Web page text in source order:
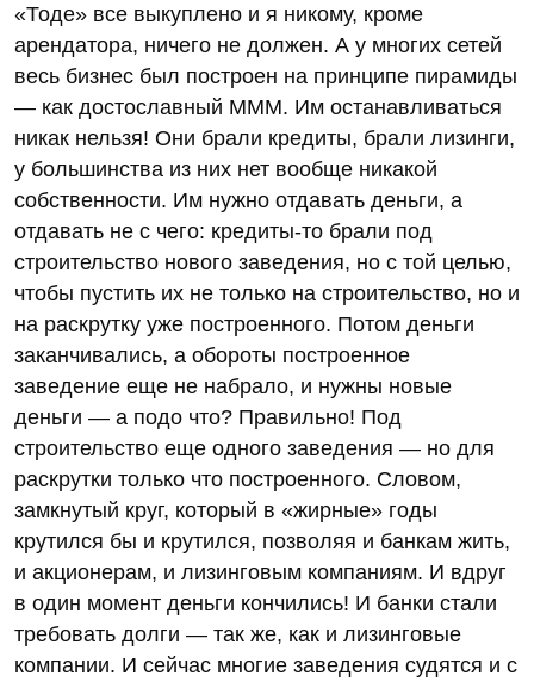
«Тоде» все выкуплено и я никому, кроме
арендатора, ничего не должен. А у многих сетей
весь бизнес был построен на принципе пирамиды
— как достославный МММ. Им останавливаться
никак нельзя! Они брали кредиты, брали лизинги,
у большинства из них нет вообще никакой
собственности. Им нужно отдавать деньги, а
отдавать не с чего: кредиты-то брали под
строительство нового заведения, но с той целью,
чтобы пустить их не только на строительство, но и
на раскрутку уже построенного. Потом деньги
заканчивались, а обороты построенное
заведение еще не набрало, и нужны новые
деньги — а подо что? Правильно! Под
строительство еще одного заведения — но для
раскрутки только что построенного. Словом,
замкнутый круг, который в «жирные» годы
крутился бы и крутился, позволяя и банкам жить,
и акционерам, и лизинговым компаниям. И вдруг
в один момент деньги кончились! И банки стали
требовать долги — так же, как и лизинговые
компании. И сейчас многие заведения судятся и с